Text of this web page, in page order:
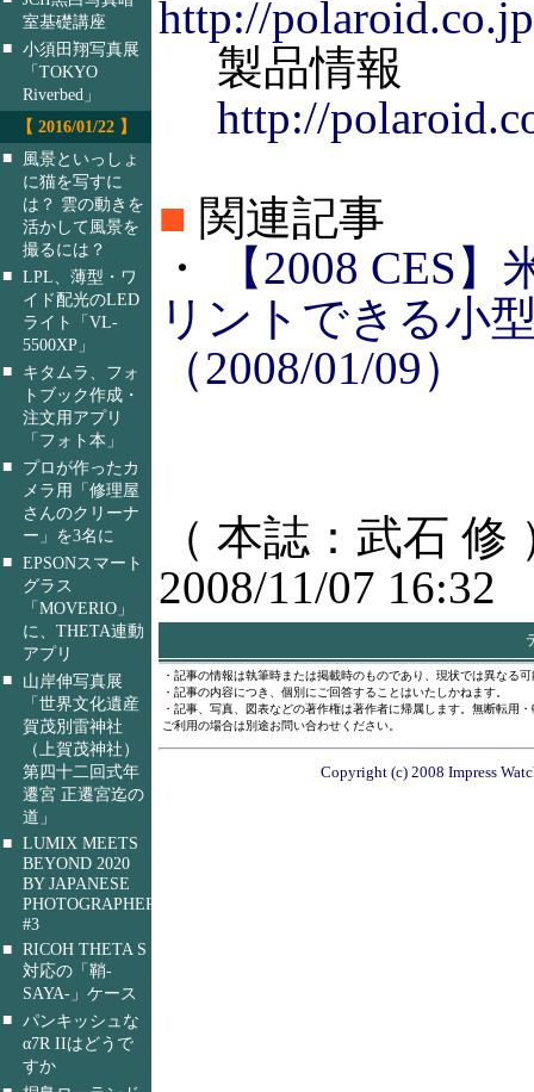
室基礎講座
■ 小須田翔写真展
「TOKYO
Riverbed」
【 2016/01/22 】
■
風景といっしょ
に猫を写すに
は？ 雲の動きを
活かして風景を
撮るには？
■ LPL、薄型・ワ
イド配光のLED
ライト「VL-
5500XP」
■
キタムラ、フォ
トブック作成・
注文用アプリ
「フォト本」
■
プロが作ったカ
メラ用「修理屋
さんのクリーナ
ー」を3名に
■ EPSONスマート
グラス
「MOVERIO」
に、THETA連動
アプリ
■
山岸伸写真展
「世界文化遺産
賀茂別雷神社
（上賀茂神社）
第四十二回式年
遷宮 正遷宮迄の
道」
■ LUMIX MEETS
BEYOND 2020
BY JAPANESE
PHOTOGRAPHERS
#3
■ RICOH THETA S
対応の「鞘-
SAYA-」ケース
■ パンキッシュな
α7R IIはどうで
すか
http://
製品情報
http://
■ 関連記事
・
【2008 CES
リントできる小
（2008/01/09）
（ 本誌：武石 修
2008/11/07 16:32
・記事の情報は執筆時または掲載時のものであり、現状では異なる
・記事の内容につき、個別にご回答することはいたしかねます。
・記事、写真、図表などの著作権は著作者に帰属します。無断転用
ご利用の場合は別途お問い合わせください。
Copyright (c) 2008 Impress